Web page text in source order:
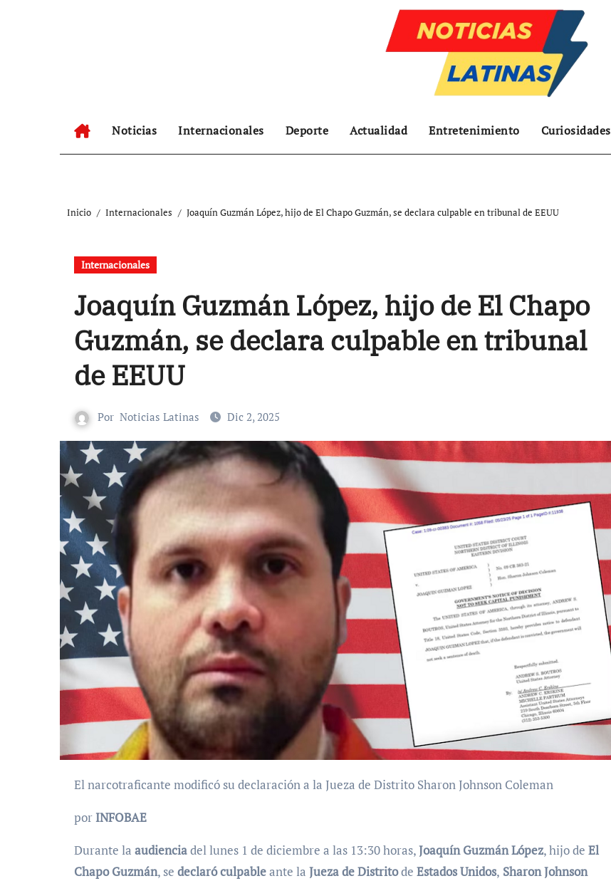
Noticias Internacionales Deporte Actualidad Entretenimiento Curiosidades
Inicio Internacionales Joaquín Guzmán López, hijo de El Chapo Guzmán, se declara culpable en tribunal de EEUU
Internacionales
Joaquín Guzmán López, hijo de El Chapo
Guzmán, se declara culpable en tribunal
de EEUU
Por Noticias Latinas Dic 2, 2025
El narcotraficante modificó su declaración a la Jueza de Distrito Sharon Johnson Coleman
porINFOBAE
Durante la audienciadel lunes 1 de diciembre a las 13:30 horas,JoaquínGuzmán López, hijo de El
Chapo Guzmán, se declaró culpableante la Jueza de Distritode Estados Unidos, Sharon Johnson